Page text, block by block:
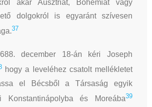
akár Ausztriát, Bohémiát vagy
dolgokról is egyaránt szívesen
37
december 18-án kéri Joseph
hogy a leveléhez csatolt mellékletet
el Bécsből a Társaság egyik
Konstantinápolyba és Moreába39